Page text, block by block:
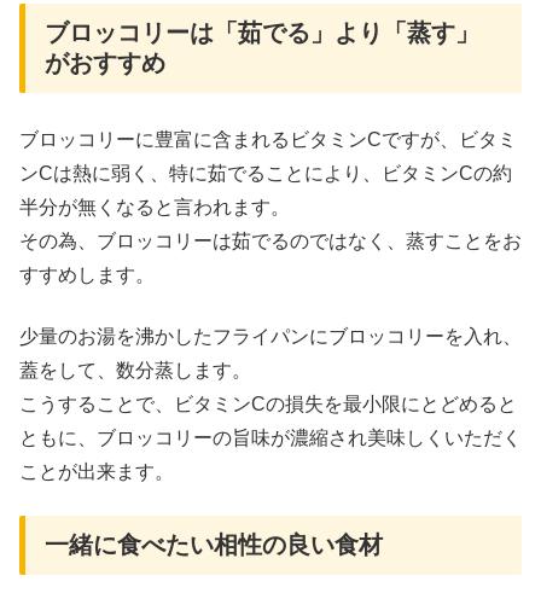
ブロッコリーは「茹でる」より「蒸す」
がおすすめ
ブロッコリーに豊富に含まれるビタミンCですが、ビタミ
ンCは熱に弱く、特に茹でることにより、ビタミンCの約
半分が無くなると言われます。
その為、ブロッコリーは茹でるのではなく、蒸すことをお
すすめします。
少量のお湯を沸かしたフライパンにブロッコリーを入れ、
蓋をして、数分蒸します。
こうすることで、ビタミンCの損失を最小限にとどめると
ともに、ブロッコリーの旨味が濃縮され美味しくいただく
ことが出来ます。
一緒に食べたい相性の良い食材